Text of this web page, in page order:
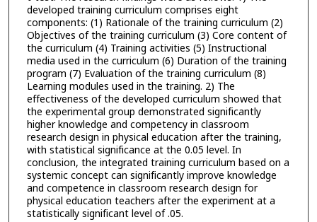
developed training curriculum comprises eight
components: (1) Rationale of the training curriculum (2)
Objectives of the training curriculum (3) Core content of
the curriculum (4) Training activities (5) Instructional
media used in the curriculum (6) Duration of the training
program (7) Evaluation of the training curriculum (8)
Learning modules used in the training. 2) The
effectiveness of the developed curriculum showed that
the experimental group demonstrated significantly
higher knowledge and competency in classroom
research design in physical education after the training,
with statistical significance at the 0.05 level. In
conclusion, the integrated training curriculum based on a
systemic concept can significantly improve knowledge
and competence in classroom research design for
physical education teachers after the experiment at a
statistically significant level of .05.